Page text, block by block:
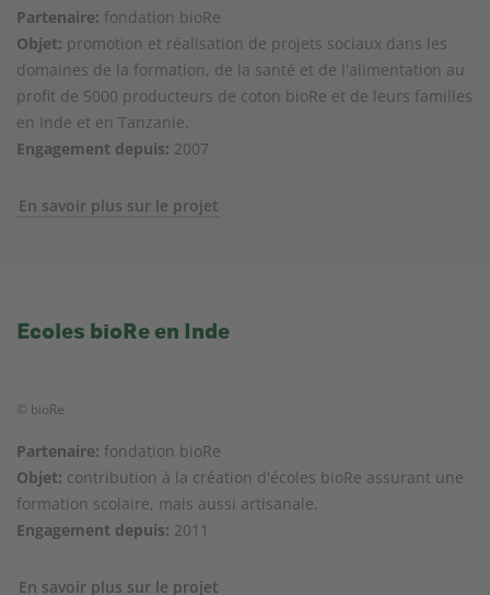
Partenaire: fondation bioRe
Objet: promotion et réalisation de projets sociaux dans les
domaines de la formation, de la santé et de l'alimentation au
profit de 5000 producteurs de coton bioRe et de leurs familles
en Inde et en Tanzanie.
Engagement depuis: 2007
En savoir plus sur le projet
Ecoles bioRe en Inde
© bioRe
Partenaire: fondation bioRe
Objet: contribution à la création d'écoles bioRe assurant une
formation scolaire, mais aussi artisanale.
Engagement depuis: 2011
En savoir plus sur le projet